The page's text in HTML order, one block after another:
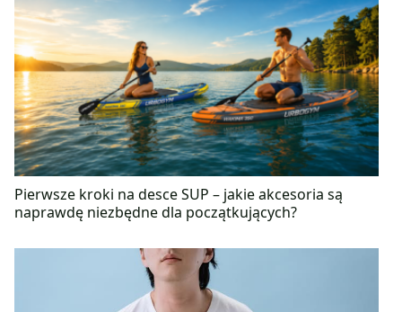
artykuły, biorąc udział w nagrywaniu audycji
radiowych oraz tworząc liczne projekty związane ze
zdrowym żywieniem.
Pierwsze kroki na desce SUP – jakie akcesoria są
naprawdę niezbędne dla początkujących?